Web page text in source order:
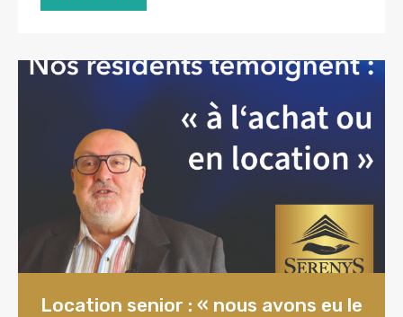
Location senior : « nous avons eu le